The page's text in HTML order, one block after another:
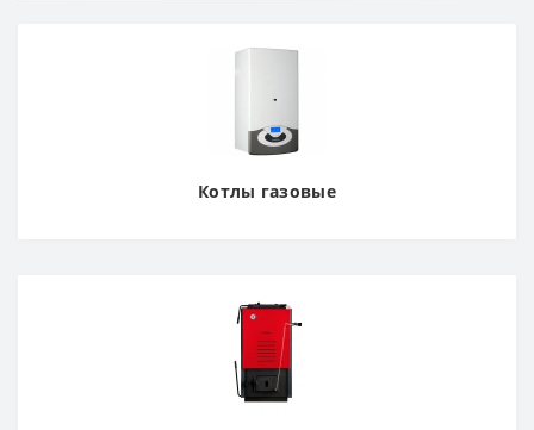
Котлы газовые